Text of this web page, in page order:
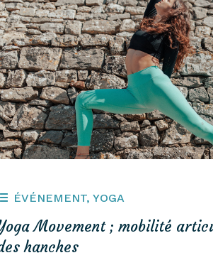
ÉVÉNEMENT, YOGA
Movement ; mobilité
hanches